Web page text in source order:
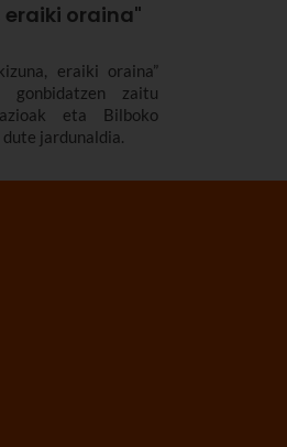
oraina"
eraiki oraina”
gonbidatzen zaitu
eta Bilboko
jardunaldia.